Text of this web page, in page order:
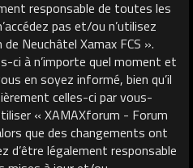
responsable de toutes les
pas et/ou n’utilisez
Neuchâtel Xamax FCS ».
ci à n’importe quel moment et
en soyez informé, bien qu’il
celles-ci par vous-
« XAMAXforum - Forum
que des changements ont
légalement responsable